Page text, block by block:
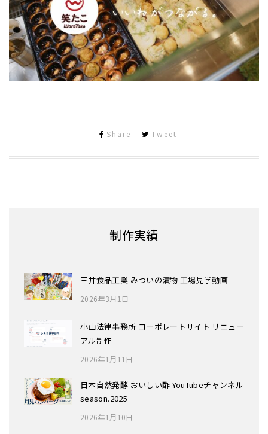
Share Tweet
制作実績
三井食品工業 みついの漬物 工場見学動画
2026年3月1日
小山法律事務所 コーポレートサイト リニュー
アル制作
2026年1月11日
日本自然発酵 おいしい酢 YouTubeチャンネル
season.2025
2026年1月10日